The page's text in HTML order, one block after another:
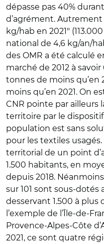
dépasse pas 40%
d’agrément.
kg/hab en 2021"
national de 4,6 kg/an/
des OMR a été calculé
marché de 2012 à
tonnes de moins qu’en
moins qu’en 2021. On
CNR pointe par ailleurs
territoire par le dispositif
population est sans
pour les textiles
territorial de un point
1.500 habitants, en
depuis 2018.
sur 101 sont sous-dotés
desservant 1.500 à plus
l’exemple de l’Île-de-
Provence-Alpes-Côte
2021, ce sont quatre